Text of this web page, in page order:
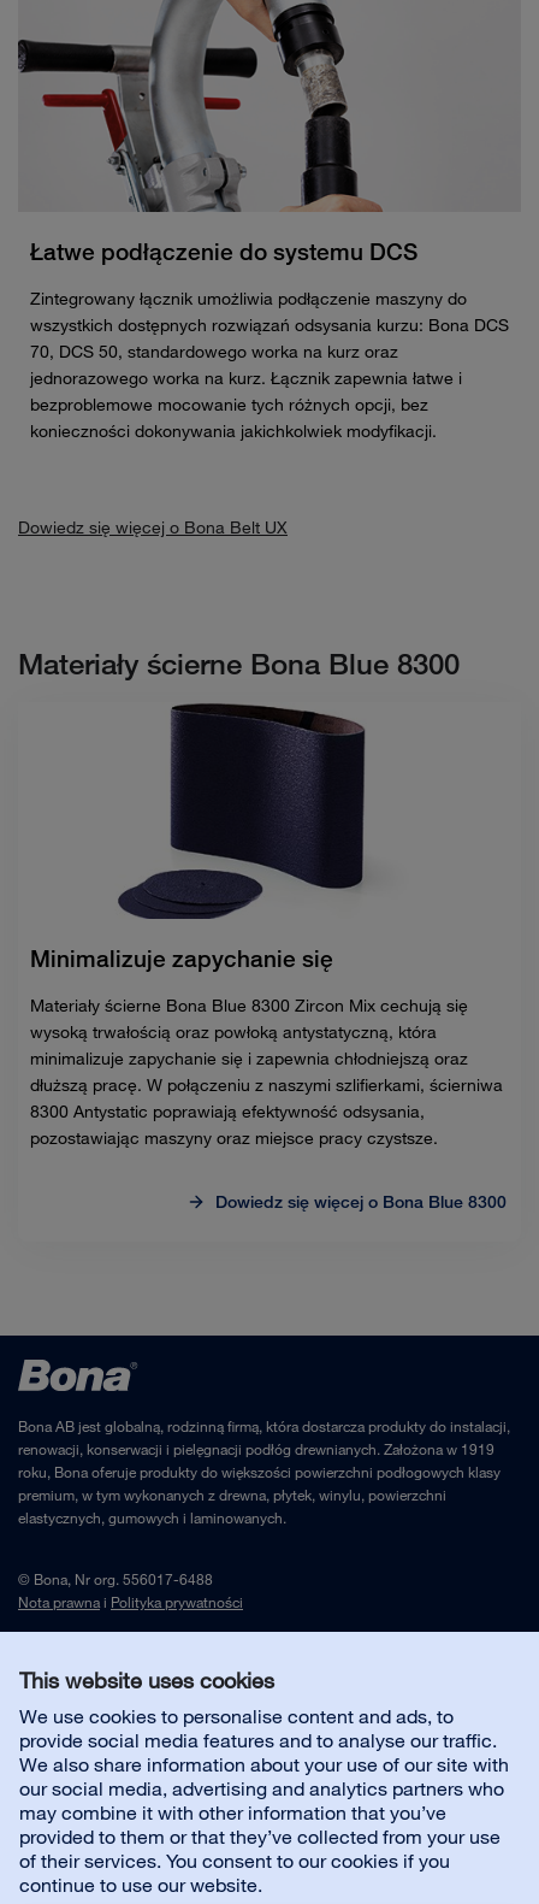
This website uses cookies
We use cookies to personalise content and ads, to
provide social media features and to analyse our traffic.
We also share information about your use of our site with
our social media, advertising and analytics partners who
may combine it with other information that you’ve
provided to them or that they’ve collected from your use
of their services. You consent to our cookies if you
continue to use our website.
Łatwe podłączenie do systemu DCS
Zintegrowany łącznik umożliwia podłączenie maszyny do
wszystkich dostępnych rozwiązań odsysania kurzu: Bona DCS
70, DCS 50, standardowego worka na kurz oraz
jednorazowego worka na kurz. Łącznik zapewnia łatwe i
bezproblemowe mocowanie tych różnych opcji, bez
konieczności dokonywania jakichkolwiek modyfikacji.
Dowiedz się więcej o Bona Belt UX
Materiały ścierne Bona Blue 8300
Minimalizuje zapychanie się
Materiały ścierne Bona Blue 8300 Zircon Mix cechują się
wysoką trwałością oraz powłoką antystatyczną, która
minimalizuje zapychanie się i zapewnia chłodniejszą oraz
dłuższą pracę. W połączeniu z naszymi szlifierkami, ścierniwa
8300 Antystatic poprawiają efektywność odsysania,
pozostawiając maszyny oraz miejsce pracy czystsze.
Dowiedz się więcej o Bona Blue 8300
Bona AB jest globalną, rodzinną firmą, która dostarcza produkty do instalacji,
renowacji, konserwacji i pielęgnacji podłóg drewnianych. Założona w 1919
roku, Bona oferuje produkty do większości powierzchni podłogowych klasy
premium, w tym wykonanych z drewna, płytek, winylu, powierzchni
elastycznych, gumowych i laminowanych.
© Bona, Nr org. 556017-6488
Nota prawna i Polityka prywatności
Skontaktuj się z nami
Obsługa klienta
O firmie